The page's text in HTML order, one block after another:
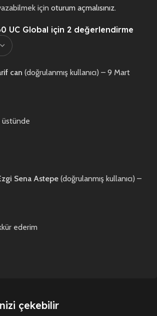
UC Global için 2 değerlendirme
can (doğrulanmış kullanıcı) – 9 Mart
üstünde
Sena Astepe (doğrulanmış kullanıcı) –
ederim
için oturum açmalısınız.
çekebilir